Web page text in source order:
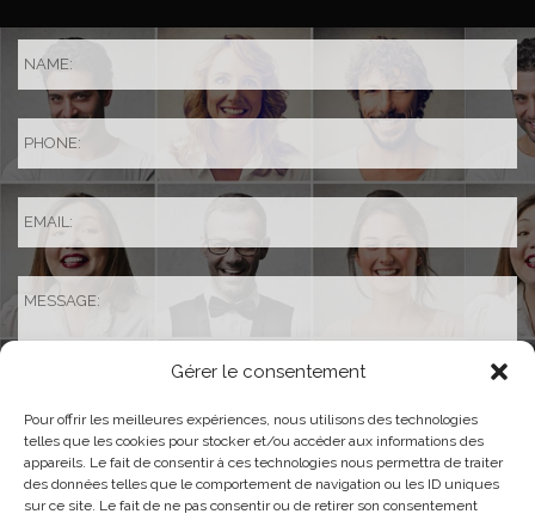
Gérer le consentement
Pour offrir les meilleures expériences, nous utilisons des technologies
telles que les cookies pour stocker et/ou accéder aux informations des
appareils. Le fait de consentir à ces technologies nous permettra de traiter
des données telles que le comportement de navigation ou les ID uniques
sur ce site. Le fait de ne pas consentir ou de retirer son consentement